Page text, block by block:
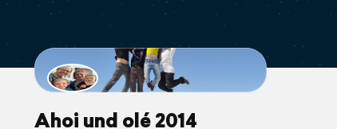
Ahoi und olé 2014